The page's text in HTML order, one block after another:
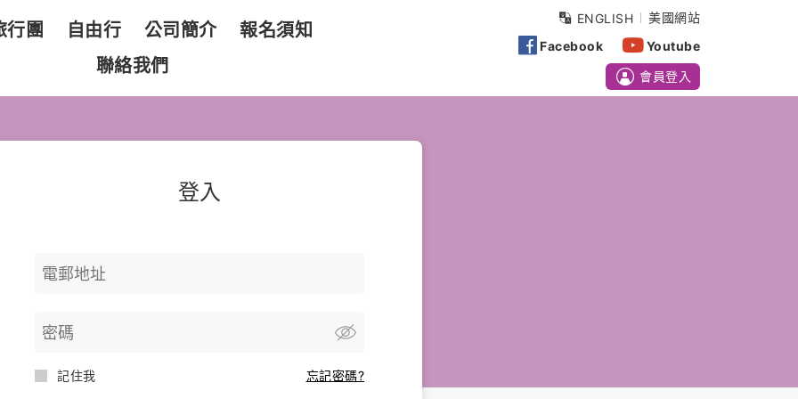
行團 自由行 公司簡介
報名須知
聯絡我們
ENGLISH
美國網站
Facebook
Youtube
會員登入
登入
記住我 忘記密碼?